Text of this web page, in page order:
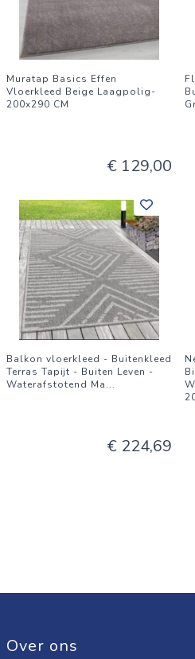
Muratap Basics Effen
Vloerkleed Beige Laagpolig-
200x290 CM
€ 129,00
Balkon vloerkleed - Buitenkleed
Terras Tapijt - Buiten Leven -
Waterafstotend Ma...
€ 224,69
Over ons